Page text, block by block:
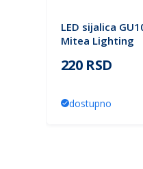
LED sijalica
Mitea Lighting
220 RSD
dostupno